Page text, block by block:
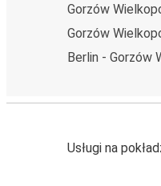
Gorzów
Gorzów
Berlin - Gorzów
Usługi na